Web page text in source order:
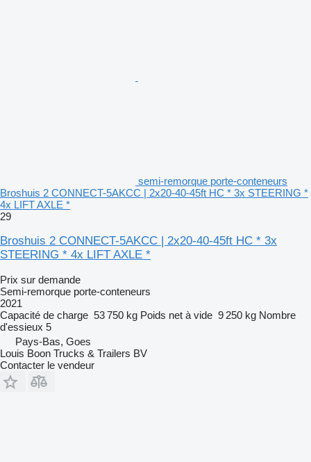
semi-remorque porte-conteneurs
Broshuis 2 CONNECT-5AKCC | 2x20-40-45ft HC * 3x STEERING *
4x LIFT AXLE *
29
Broshuis 2 CONNECT-5AKCC | 2x20-40-45ft HC * 3x
STEERING * 4x LIFT AXLE *
Prix sur demande
Semi-remorque porte-conteneurs
2021
Capacité de charge 53 750 kg Poids net à vide 9 250 kg Nombre
d'essieux 5
Pays-Bas, Goes
Louis Boon Trucks & Trailers BV
Contacter le vendeur